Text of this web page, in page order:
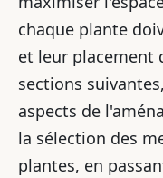
chaque plante
et leur placement
sections
aspects de
la sélection des
plantes, en